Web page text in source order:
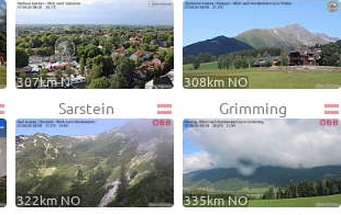
307km N 308km NO
Sarstein
322km NO
Grimming
335km NO